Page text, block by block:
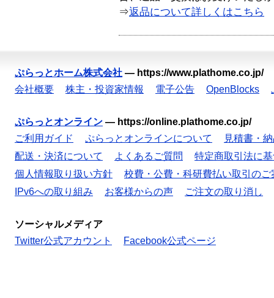
⇒返品について詳しくはこちら
ぷらっとホーム株式会社 — https://www.plathome.co.jp/
会社概要
株主・投資家情報 電子公告 OpenBlocks
ぷらっとオンライン — https://online.plathome.co.jp/
ご利用ガイド
ぷらっとオンラインについて
見積書・
配送・決済について
よくあるご質問
特定商取引法に
個人情報取り扱い方針
校費・公費・科研費払い取引のご
IPv6への取り組み
お客様からの声 ご注文の取り消し
ソーシャルメディア
Twitter公式アカウント
Facebook公式ページ